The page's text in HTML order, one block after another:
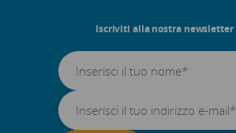
Iscriviti alla nostra newsletter